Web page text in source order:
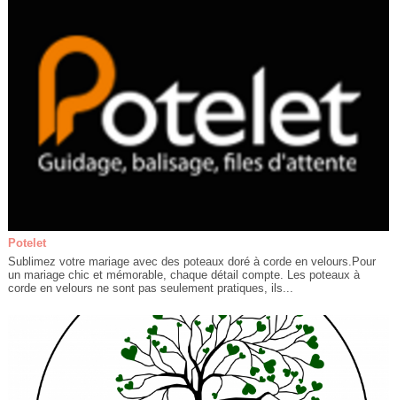
Potelet
Sublimez votre mariage avec des poteaux doré à corde en velours.Pour
un mariage chic et mémorable, chaque détail compte. Les poteaux à
corde en velours ne sont pas seulement pratiques, ils...